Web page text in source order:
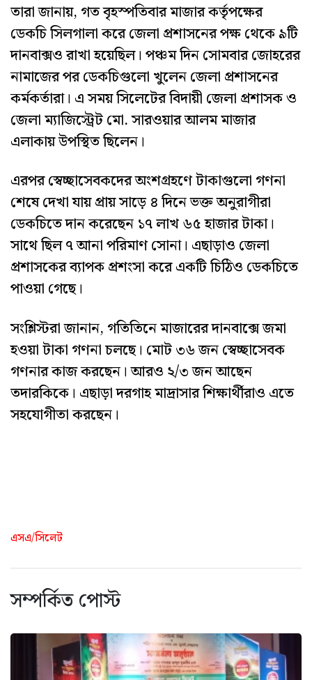
তারা জানায়, গত বৃহস্পতিবার মাজার কর্তৃপক্ষের
ডেকচি সিলগালা করে জেলা প্রশাসনের পক্ষ থেকে ৯টি
দানবাক্সও রাখা হয়েছিল। পঞ্চম দিন সোমবার জোহরের
নামাজের পর ডেকচিগুলো খুলেন জেলা প্রশাসনের
কর্মকর্তারা। এ সময় সিলেটের বিদায়ী জেলা প্রশাসক ও
জেলা ম্যাজিস্ট্রেট মো. সারওয়ার আলম মাজার
এলাকায় উপস্থিত ছিলেন।
এরপর স্বেচ্ছাসেবকদের অংশগ্রহণে টাকাগুলো গণনা
শেষে দেখা যায় প্রায় সাড়ে ৪ দিনে ভক্ত অনুরাগীরা
ডেকচিতে দান করেছেন ১৭ লাখ ৬৫ হাজার টাকা।
সাথে ছিল ৭ আনা পরিমাণ সোনা। এছাড়াও জেলা
প্রশাসকের ব্যাপক প্রশংসা করে একটি চিঠিও ডেকচিতে
পাওয়া গেছে।
সংশ্লিস্টরা জানান, গতিতিনে মাজারের দানবাক্সে জমা
হওয়া টাকা গণনা চলছে। মোট ৩৬ জন স্বেচ্ছাসেবক
গণনার কাজ করছেন। আরও ২/৩ জন আছেন
তদারকিকে। এছাড়া দরগাহ মাদ্রাসার শিক্ষার্থীরাও এতে
সহযোগীতা করছেন।
এসএ/সিলেট
সম্পর্কিত পোস্ট